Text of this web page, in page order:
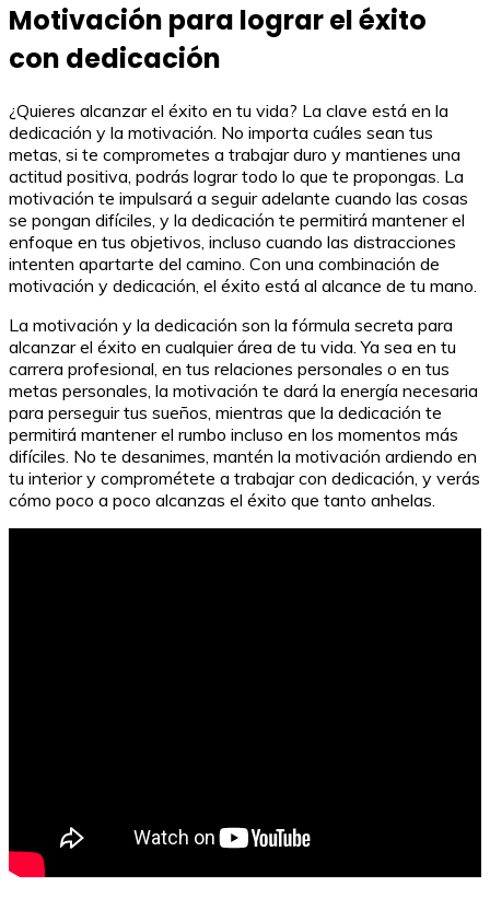
Motivación para lograr el éxito
con dedicación
¿Quieres alcanzar el éxito en tu vida? La clave está en la
dedicación y la motivación. No importa cuáles sean tus
metas, si te comprometes a trabajar duro y mantienes una
actitud positiva, podrás lograr todo lo que te propongas. La
motivación te impulsará a seguir adelante cuando las cosas
se pongan difíciles, y la dedicación te permitirá mantener el
enfoque en tus objetivos, incluso cuando las distracciones
intenten apartarte del camino. Con una combinación de
motivación y dedicación, el éxito está al alcance de tu mano.
La motivación y la dedicación son la fórmula secreta para
alcanzar el éxito en cualquier área de tu vida. Ya sea en tu
carrera profesional, en tus relaciones personales o en tus
metas personales, la motivación te dará la energía necesaria
para perseguir tus sueños, mientras que la dedicación te
permitirá mantener el rumbo incluso en los momentos más
difíciles. No te desanimes, mantén la motivación ardiendo en
tu interior y comprométete a trabajar con dedicación, y verás
cómo poco a poco alcanzas el éxito que tanto anhelas.